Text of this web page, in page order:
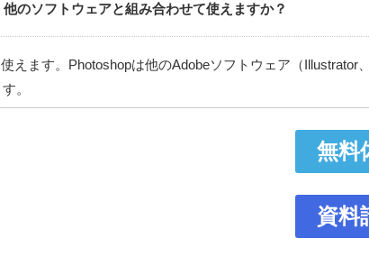
他のソフトウェアと組み合わせて使えますか？
使えます。Photoshopは他のAdobeソフトウェア（
す。
無料
資料